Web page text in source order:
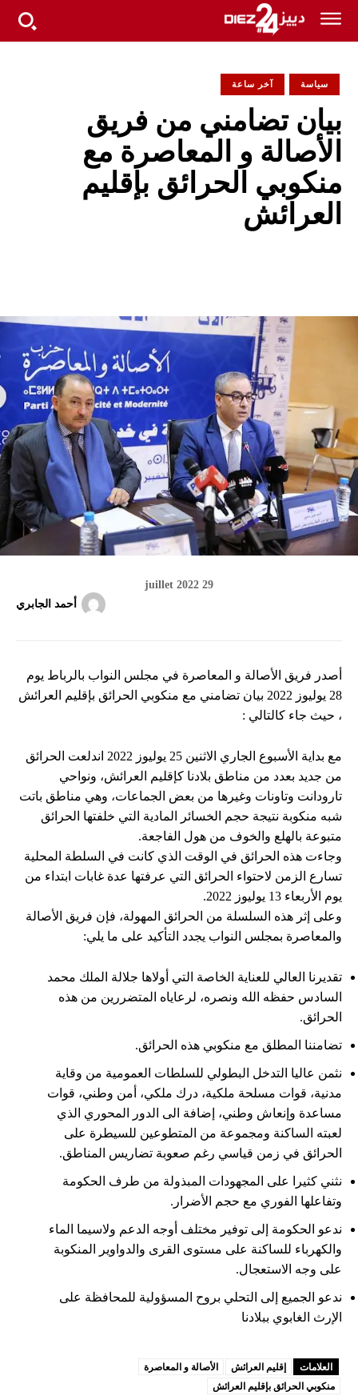
آخر ساعة سياسة
بيان تضامني من فريق
الأصالة و المعاصرة مع
منكوبي الحرائق بإقليم
العرائش
29 juillet 2022
أحمد الجابري
أصدر فريق الأصالة و المعاصرة في مجلس النواب بالرباط يوم
28 يوليوز 2022 بيان تضامني مع منكوبي الحرائق بإقليم العرائش
، حيث جاء كالتالي :
مع بداية الأسبوع الجاري الاثنين 25 يوليوز 2022 اندلعت الحرائق
من جديد بعدد من مناطق بلادنا كإقليم العرائش، ونواحي
تارودانت وتاونات وغيرها من بعض الجماعات، وهي مناطق باتت
شبه منكوبة نتيجة حجم الخسائر المادية التي خلفتها الحرائق
متبوعة بالهلع والخوف من هول الفاجعة.
وجاءت هذه الحرائق في الوقت الذي كانت في السلطة المحلية
تسارع الزمن لاحتواء الحرائق التي عرفتها عدة غابات ابتداء من
يوم الأربعاء 13 يوليوز 2022.
وعلى إثر هذه السلسلة من الحرائق المهولة، فإن فريق الأصالة
والمعاصرة بمجلس النواب يجدد التأكيد على ما يلي:
تقديرنا العالي للعناية الخاصة التي أولاها جلالة الملك محمد
السادس حفظه الله ونصره، لرعاياه المتضررين من هذه
الحرائق.
تضامننا المطلق مع منكوبي هذه الحرائق.
نثمن عاليا التدخل البطولي للسلطات العمومية من وقاية
مدنية، قوات مسلحة ملكية، درك ملكي، أمن وطني، قوات
مساعدة وإنعاش وطني، إضافة الى الدور المحوري الذي
لعبته الساكنة ومجموعة من المتطوعين للسيطرة على
الحرائق في زمن قياسي رغم صعوبة تضاريس المناطق.
نثني كثيرا على المجهودات المبذولة من طرف الحكومة
وتفاعلها الفوري مع حجم الأضرار.
ندعو الحكومة إلى توفير مختلف أوجه الدعم ولاسيما الماء
والكهرباء للساكنة على مستوى القرى والدواوير المنكوبة
على وجه الاستعجال.
ندعو الجميع إلى التحلي بروح المسؤولية للمحافظة على
الإرث الغابوي ببلادنا
العلامات إقليم العرائش
الأصالة و المعاصرة
منكوبي الحرائق بإقليم العرائش